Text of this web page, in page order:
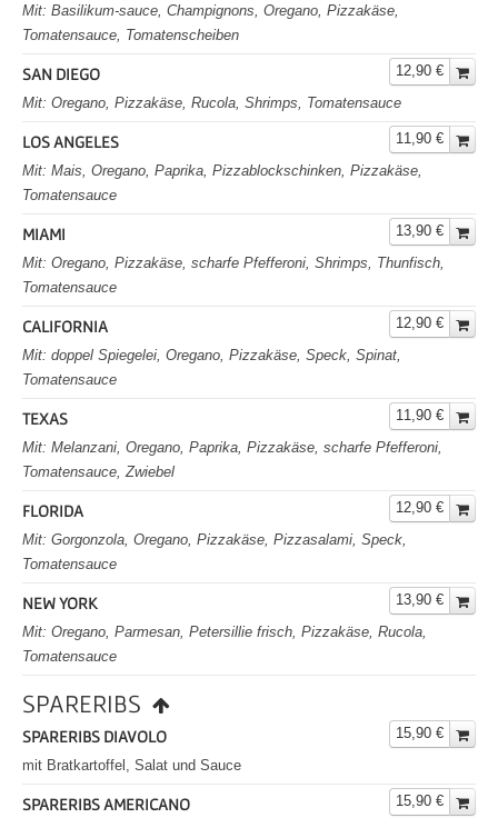
Mit: Basilikum-sauce, Champignons, Oregano, Pizzakäse,
Tomatensauce, Tomatenscheiben
SAN DIEGO
12,90 €
Mit: Oregano, Pizzakäse, Rucola, Shrimps, Tomatensauce
LOS ANGELES
11,90 €
Mit: Mais, Oregano, Paprika, Pizzablockschinken, Pizzakäse,
Tomatensauce
MIAMI
13,90 €
Mit: Oregano, Pizzakäse, scharfe Pfefferoni, Shrimps, Thunfisch,
Tomatensauce
CALIFORNIA
12,90 €
Mit: doppel Spiegelei, Oregano, Pizzakäse, Speck, Spinat,
Tomatensauce
TEXAS
11,90 €
Mit: Melanzani, Oregano, Paprika, Pizzakäse, scharfe Pfefferoni,
Tomatensauce, Zwiebel
FLORIDA
12,90 €
Mit: Gorgonzola, Oregano, Pizzakäse, Pizzasalami, Speck,
Tomatensauce
NEW YORK
13,90 €
Mit: Oregano, Parmesan, Petersillie frisch, Pizzakäse, Rucola,
Tomatensauce
SPARERIBS
SPARERIBS DIAVOLO
15,90 €
mit Bratkartoffel, Salat und Sauce
SPARERIBS AMERICANO
15,90 €